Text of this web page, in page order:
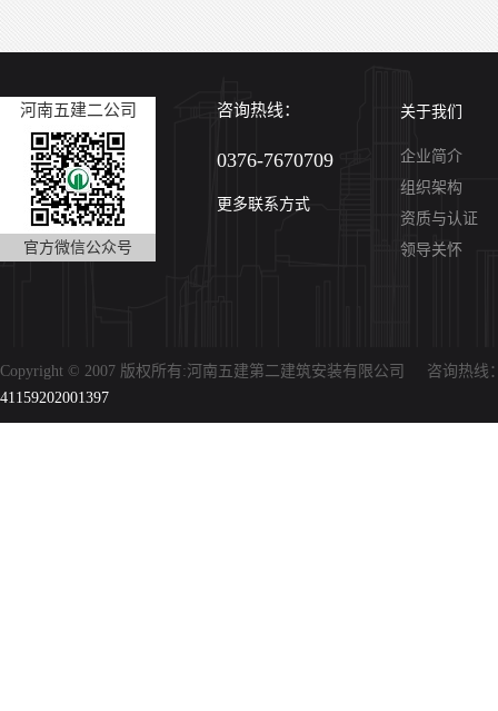
河南五建二公司
官方微信公众号
咨询热线：
0376-7670709
更多联系方式
关于我们
企业简介
组织架构
资质与认证
领导关怀
Copyright © 2007 版权所有:河南五建第二建筑安装有限公司 咨询热
41159202001397